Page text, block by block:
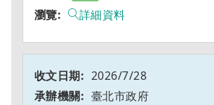
詳細資料
2026/7/28
臺北市政府